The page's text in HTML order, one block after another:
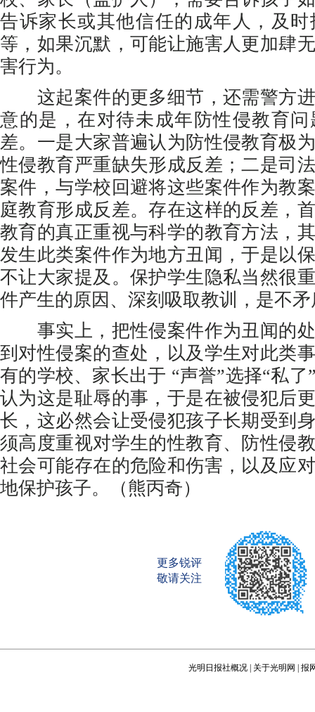
告诉家长或其他信任的成年人，及
等，如果沉默，可能让施害人更加肆
害行为。
这起案件的更多细节，还需警方进
意的是，在对待未成年防性侵教育
差。一是大家普遍认为防性侵教育极
性侵教育严重缺失形成反差；二是司
案件，与学校回避将这些案件作为教
庭教育形成反差。存在这样的反差，
教育的真正重视与科学的教育方法，
发生此类案件作为地方丑闻，于是以
不让大家提及。保护学生隐私当然很
件产生的原因、深刻吸取教训，是不
事实上，把性侵案件作为丑闻的处
到对性侵案的查处，以及学生对此类
有的学校、家长出于 “声誉”选择“私
认为这是耻辱的事，于是在被侵犯后
长，这必然会让受侵犯孩子长期受到
须高度重视对学生的性教育、防性侵
社会可能存在的危险和伤害，以及应
地保护孩子。（熊丙奇）
更多锐评
敬请关注
光明日报社概况 关于光明网 报